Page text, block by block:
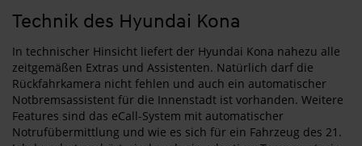
Technik des Hyundai Kona
In technischer Hinsicht liefert der Hyundai Kona nahezu alle
zeitgemäßen Extras und Assistenten. Natürlich darf die
Rückfahrkamera nicht fehlen und auch ein automatischer
Notbremsassistent für die Innenstadt ist vorhanden. Weitere
Features sind das eCall-System mit automatischer
Notrufübermittlung und wie es sich für ein Fahrzeug des 21.